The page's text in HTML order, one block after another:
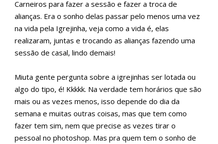
Carneiros para fazer a sessão e fazer a troca de
alianças. Era o sonho delas passar pelo menos uma vez
na vida pela Igrejinha, veja como a vida é, elas
realizaram, juntas e trocando as alianças fazendo uma
sessão de casal, lindo demais!
Miuta gente pergunta sobre a igrejinhas ser lotada ou
algo do tipo, é! Kkkkk. Na verdade tem horários que são
mais ou as vezes menos, isso depende do dia da
semana e muitas outras coisas, mas que tem como
fazer tem sim, nem que precise as vezes tirar o
pessoal no photoshop. Mas pra quem tem o sonho de